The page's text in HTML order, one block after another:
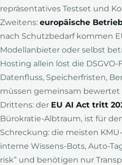
repräsentatives Testset und
Zweitens: europäische
nach Schutzbedarf kommen
Modellanbieter oder selbst
Hosting allein löst die
Datenfluss, Speicherfristen,
müssen gemeinsam bewertet
Drittens: der EU AI Act tritt
Bürokratie-Albtraum, ist für
Schreckung: die meisten
interne Wissens-Bots, Auto-
risk” und benötigen nur